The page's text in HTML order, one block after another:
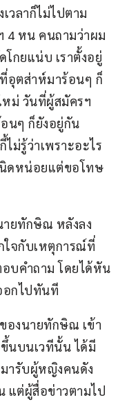
เวลาก็ไม่ไปตาม
4 หน คนถามว่าผม
กยแน่บ เราตั้งอยู่
อุตส่าห์มาร้อนๆ ก็
หม่ วันที่ผู้สมัครฯ
นๆ ก็ยังอยู่กัน
ม่รู้ว่าเพราะอะไร
นิดหน่อยแต่ขอโทษ
ยทักษิณ หลังลง
ใจกับเหตุการณ์ที่
บคำถาม โดยได้หัน
อกไปทันที
องนายทักษิณ เข้า
นบนเวทีนั้น ได้มี
ารับผู้หญิงคนดัง
แต่ผู้สื่อข่าวตามไป